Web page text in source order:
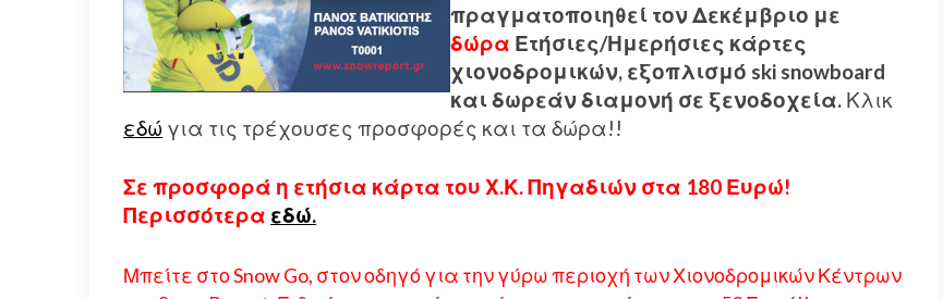
πραγματοποιηθεί τον Δεκέμβριο με
δώρα Ετήσιες/Ημερήσιες κάρτες
χιονοδρομικών, εξοπλισμό ski snowboard
και δωρεάν διαμονή σε ξενοδοχεία. Κλικ
εδώ για τις τρέχουσες προσφορές και τα δώρα!!
Σε προσφορά η ετήσια κάρτα του Χ.Κ. Πηγαδιών στα 180 Ευρώ!
Περισσότερα εδώ.
Μπείτε στο Snow Go, στον οδηγό για την γύρω περιοχή των Χιονοδρομικών Κέντρων